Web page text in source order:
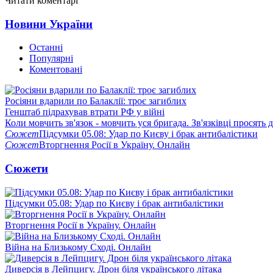
Новини України
Останні
Популярні
Коментовані
Росіяни вдарили по Балаклії: троє загиблих
Генштаб підрахував втрати РФ у війні
Коли мовчить зв'язок - мовчить уся бригада. Зв'язківці просять
СюжетПідсумки 05.08: Удар по Києву і брак антибалістики
СюжетВторгнення Росії в Україну. Онлайн
Сюжети
Підсумки 05.08: Удар по Києву і брак антибалістики
Вторгнення Росії в Україну. Онлайн
Війна на Близькому Сході. Онлайн
Диверсія в Лейпцигу. Дрон біля українського літака